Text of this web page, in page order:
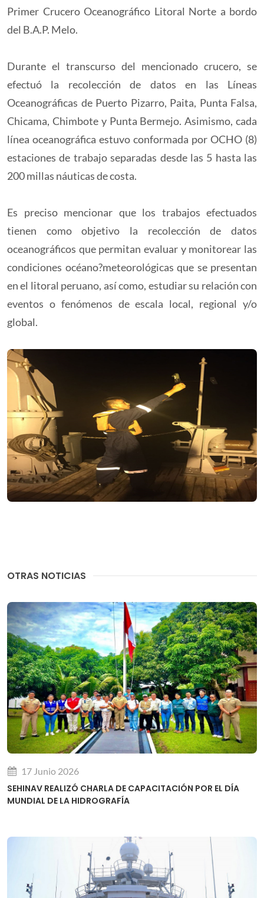
Primer Crucero Oceanográfico Litoral Norte a bordo
del B.A.P. Melo.
Durante el transcurso del mencionado crucero, se
efectuó la recolección de datos en las Líneas
Oceanográficas de Puerto Pizarro, Paita, Punta Falsa,
Chicama, Chimbote y Punta Bermejo. Asimismo, cada
línea oceanográfica estuvo conformada por OCHO (8)
estaciones de trabajo separadas desde las 5 hasta las
200 millas náuticas de costa.
Es preciso mencionar que los trabajos efectuados
tienen como objetivo la recolección de datos
oceanográficos que permitan evaluar y monitorear las
condiciones océano?meteorológicas que se presentan
en el litoral peruano, así como, estudiar su relación con
eventos o fenómenos de escala local, regional y/o
global.
OTRAS NOTICIAS
17 Junio 2026
SEHINAV REALIZÓ CHARLA DE CAPACITACIÓN POR EL DÍA
MUNDIAL DE LA HIDROGRAFÍA